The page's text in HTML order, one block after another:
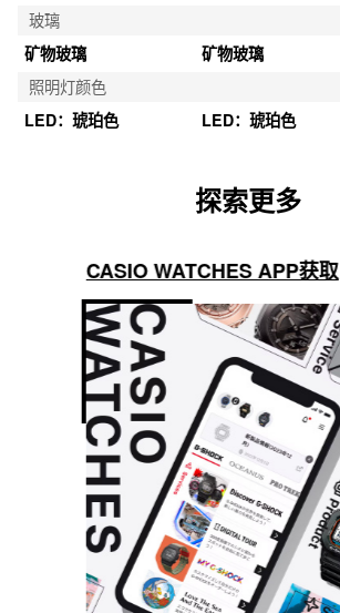
玻璃
矿物玻璃
矿物玻璃
照明灯颜色
LED：琥珀色
LED：琥珀色
探索更多
CASIO WATCHES APP获取